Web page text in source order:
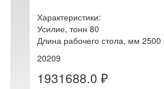
Характеристики:
Усилие, тонн 80
Длина рабочего стола, мм 2500
20209
1931688.0 ₽